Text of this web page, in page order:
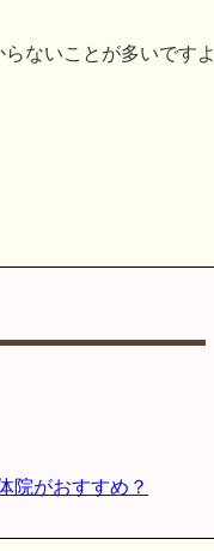
らないことが多いですよ
院がおすすめ？